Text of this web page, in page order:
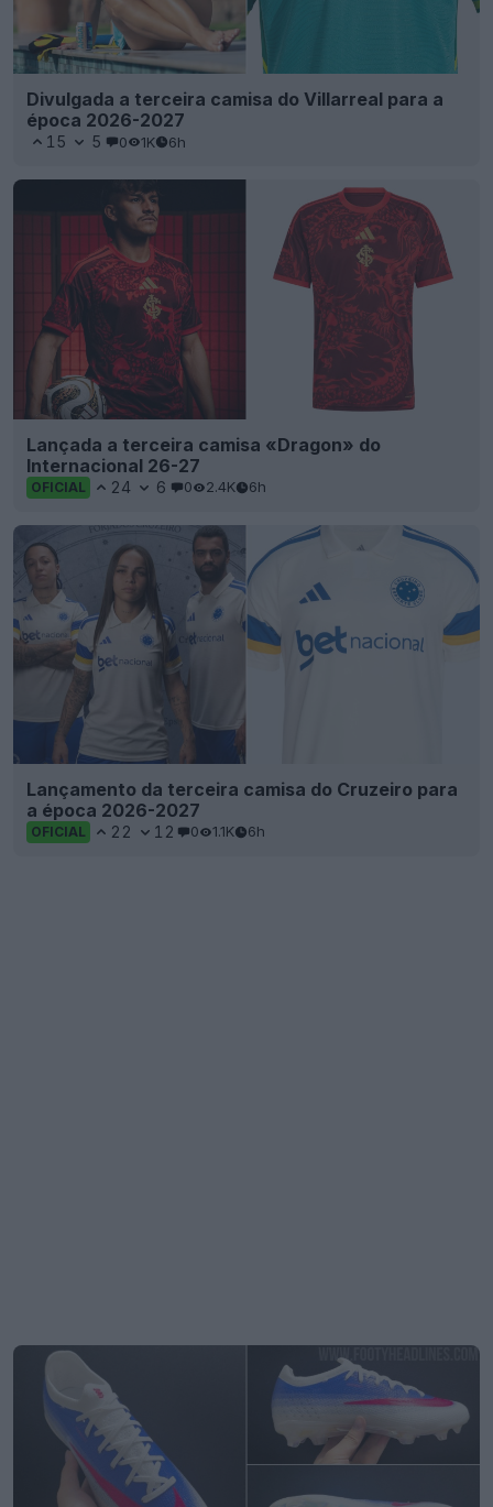
Divulgada a terceira camisa do Villarreal para a
época 2026-2027
15 5 0 1K 6h
Lançada a terceira camisa «Dragon» do
Internacional 26-27
OFICIAL 24 6 0 2.4K 6h
Lançamento da terceira camisa do Cruzeiro para
a época 2026-2027
OFICIAL 22 12 0 1.1K 6h